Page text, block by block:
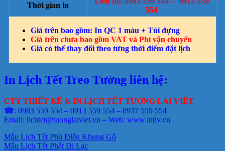
Thời gian in
554
Giá trên bao gồm: In QC 1 màu + Túi đựng
Giá trên chưa bao gồm VAT và Phí vận chuyển
Giá có thể thay đổi theo từng thời điểm đặt lịch
In Lịch Tết Treo Tường liên hệ:
CTY THIẾT KẾ & IN LỊCH TẾT TƯƠNG LAI VIỆT
☎: 0983 559 554 – 0913 559 554 – 0937 559 554
Email: lichtet@tuonglaiviet.vn – Web: www.intlv.vn
Mẫu Lịch Tết Phù Điêu Khung Gỗ
Mẫu Lịch Tết Phật Di Lạc